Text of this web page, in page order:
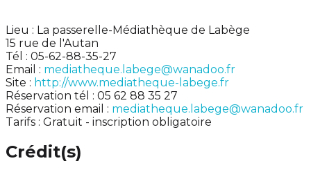
Lieu : La passerelle-Médiathèque de Labège
15 rue de l'Autan
Tél : 05-62-88-35-27
Email : mediatheque.labege@wanadoo.fr
Site : http://www.mediatheque-labege.fr
Réservation tél : 05 62 88 35 27
Réservation email : mediatheque.labege@wanadoo.fr
Tarifs : Gratuit - inscription obligatoire
Crédit(s)